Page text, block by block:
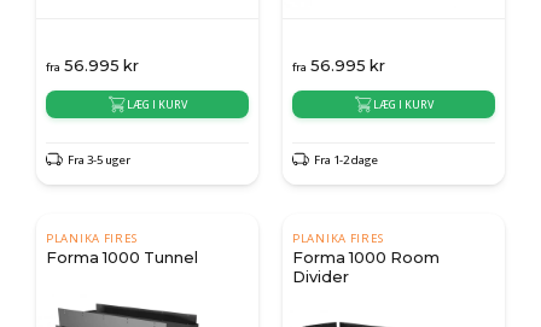
fra 56.995 kr
LÆG I KURV
Fra 3-5 uger
fra 56.995 kr
LÆG I KURV
Fra 1-2 dage
PLANIKA FIRES
Forma 1000 Tunnel
PLANIKA FIRES
Forma 1000 Room
Divider